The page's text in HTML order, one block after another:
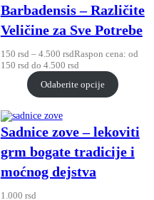
Barbadensis – Različite
Veličine za Sve Potrebe
150 rsd – 4.500 rsdRaspon cena: od
150 rsd do 4.500 rsd
Odaberite opcije
Sadnice zove – lekoviti
grm bogate tradicije i
moćnog dejstva
1.000 rsd